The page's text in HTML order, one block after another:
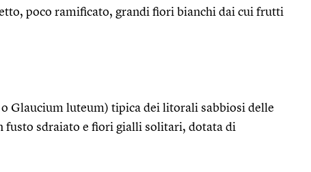
poco ramificato, grandi fiori bianchi dai cui frutti
Glaucium luteum) tipica dei litorali sabbiosi delle
fusto sdraiato e fiori gialli solitari, dotata di